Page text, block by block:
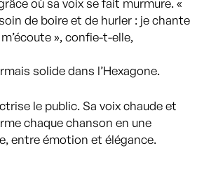
où sa voix se fait murmure. «
de boire et de hurler : je chante
», confie-t-elle,
solide dans l’Hexagone.
le public. Sa voix chaude et
chaque chanson en une
entre émotion et élégance.